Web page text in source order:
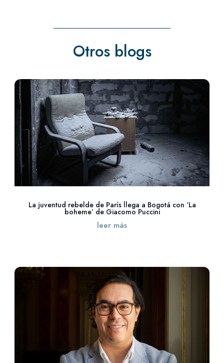
Otros blogs
La juventud rebelde de París llega a Bogotá con ‘La
boheme’ de Giacomo Puccini
leer más